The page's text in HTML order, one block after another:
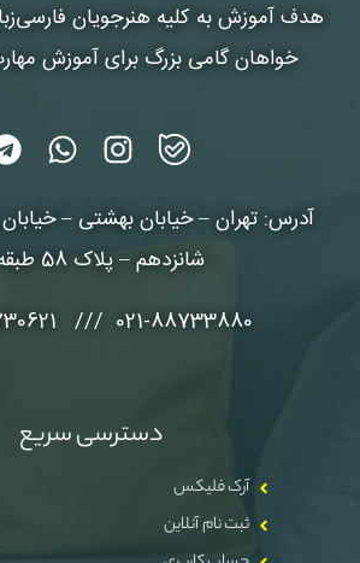
هدف آموزش به کلیه هنرجویان
خواهان گامی بزرگ برای آموزش
آدرس: تهران – خیابان بهشتی –
شانزدهم – پلاک 58 طبقه 3
021-88733880 /// 021-88730621
دسترسی سریع
آرک فلیکس
ثبت نام آنلاین